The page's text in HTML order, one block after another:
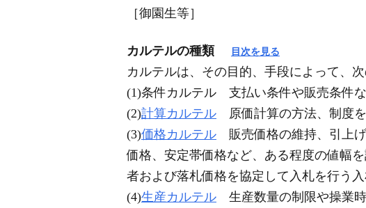
［御園生等］
カルテルの種類 目次を見る
カルテルは、その目的、手段によって、次
(1)条件カルテル 支払い条件や販売条件な
(2)計算カルテル 原価計算の方法、制度を
(3)価格カルテル 販売価格の維持、引上
価格、安定帯価格など、ある程度の値幅
者および落札価格を協定して入札を行う
(4)生産カルテル 生産数量の制限や操業